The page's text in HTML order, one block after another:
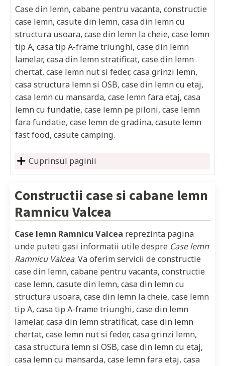
Case din lemn, cabane pentru vacanta, constructie
case lemn, casute din lemn, casa din lemn cu
structura usoara, case din lemn la cheie, case lemn
tip A, casa tip A-frame triunghi, case din lemn
lamelar, casa din lemn stratificat, case din lemn
chertat, case lemn nut si feder, casa grinzi lemn,
casa structura lemn si OSB, case din lemn cu etaj,
casa lemn cu mansarda, case lemn fara etaj, casa
lemn cu fundatie, case lemn pe piloni, case lemn
fara fundatie, case lemn de gradina, casute lemn
fast food, casute camping.
Cuprinsul paginii
Constructii case si cabane lemn
Ramnicu Valcea
Case lemn Ramnicu Valcea reprezinta pagina
unde puteti gasi informatii utile despre Case lemn
Ramnicu Valcea. Va oferim servicii de constructie
case din lemn, cabane pentru vacanta, constructie
case lemn, casute din lemn, casa din lemn cu
structura usoara, case din lemn la cheie, case lemn
tip A, casa tip A-frame triunghi, case din lemn
lamelar, casa din lemn stratificat, case din lemn
chertat, case lemn nut si feder, casa grinzi lemn,
casa structura lemn si OSB, case din lemn cu etaj,
casa lemn cu mansarda, case lemn fara etaj, casa